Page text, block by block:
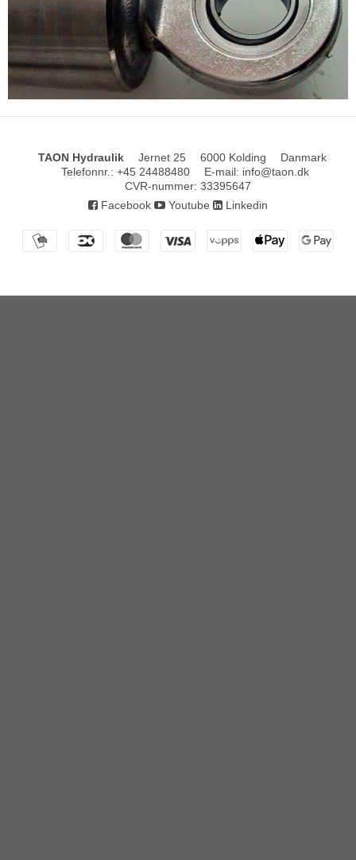
TAON Hydraulik Jernet 25 6000 Kolding
Danmark
Telefonnr. : +45 24488480 E-mail: info@taon.dk
CVR-nummer: 33395647
Facebook
Youtube Linkedin